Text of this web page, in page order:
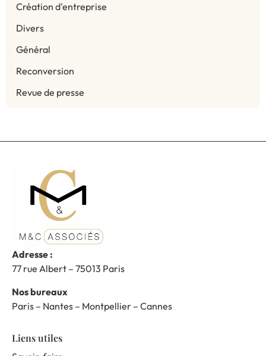
Création d'entreprise
Divers
Général
Reconversion
Revue de presse
Adresse :
77 rue Albert – 75013 Paris
Nos bureaux
Paris – Nantes – Montpellier – Cannes
Liens utiles